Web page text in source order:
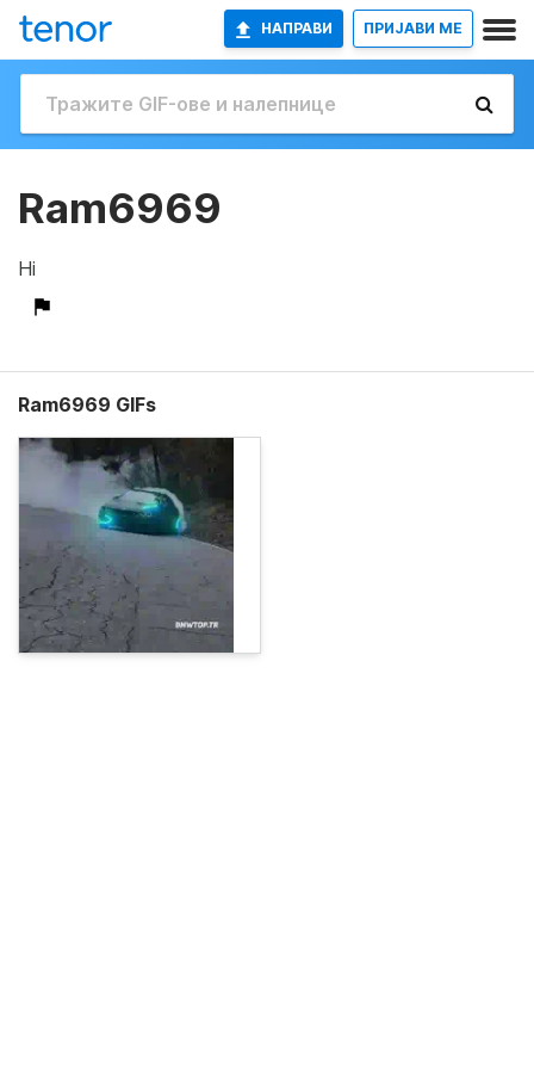
НАПРАВИ ПРИЈАВИ МЕ
Ram6969
Hi
Ram6969 GIFs